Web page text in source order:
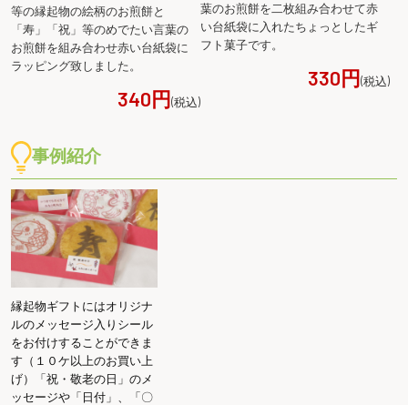
等の縁起物の絵柄のお煎餅と
「寿」「祝」等のめでたい言葉の
お煎餅を組み合わせ赤い台紙袋に
ラッピング致しました。
340円(税込)
葉のお煎餅を二枚組み合わせて赤
い台紙袋に入れたちょっとしたギ
フト菓子です。
330円(税込)
事例紹介
縁起物ギフトにはオリジナ
ルのメッセージ入りシール
をお付けすることができま
す（１０ケ以上のお買い上
げ）「祝・敬老の日」のメ
ッセージや「日付」、「〇